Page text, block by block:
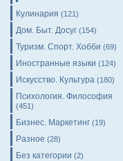
Кулинария (121)
Дом. Быт. Досуг (154)
Туризм. Спорт. Хобби (69)
Иностранные языки (124)
Искусство. Культура (180)
Психология. Философия
(451)
Бизнес. Маркетинг (19)
Разное (28)
Без категории (2)